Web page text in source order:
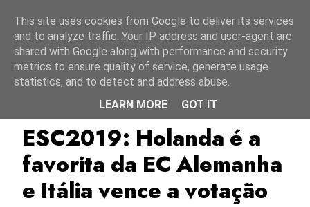
Holanda Itália
ESC2019: Holanda é a
favorita da EC Alemanha
e Itália vence a votação
This site uses cookies from Google to deliver its services
and to analyze traffic. Your IP address and user-agent are
shared with Google along with performance and security
metrics to ensure quality of service, generate usage
statistics, and to detect and address abuse.
LEARN MORE
GOT IT